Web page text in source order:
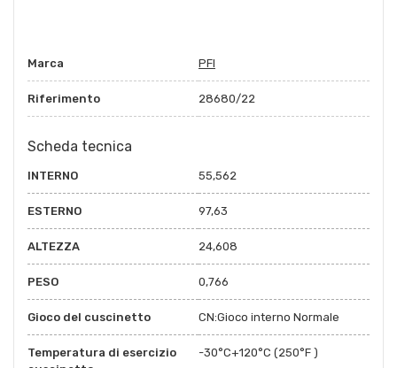
Marca PFI
Riferimento 28680/22
Scheda tecnica
INTERNO 55,562
ESTERNO 97,63
ALTEZZA 24,608
PESO 0,766
Gioco del cuscinetto CN:Gioco interno Normale
Temperatura di esercizio
-30°C+120°C (250°F )